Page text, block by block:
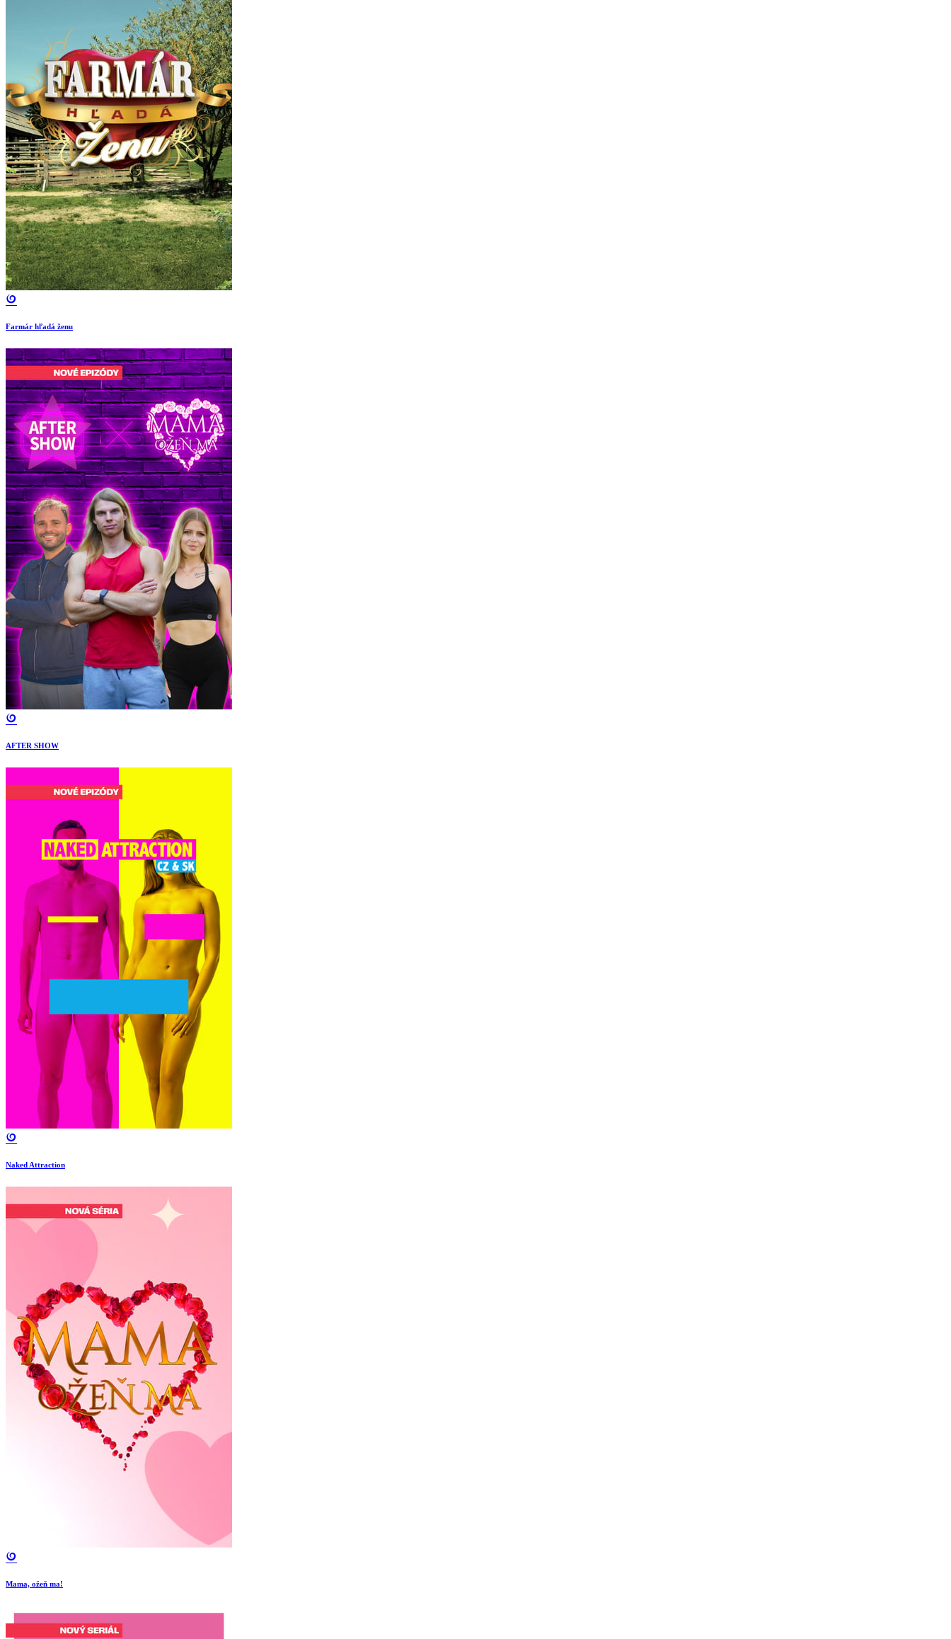
Farmár hľadá ženu
AFTER SHOW
Naked Attraction
Mama, ožeň ma!